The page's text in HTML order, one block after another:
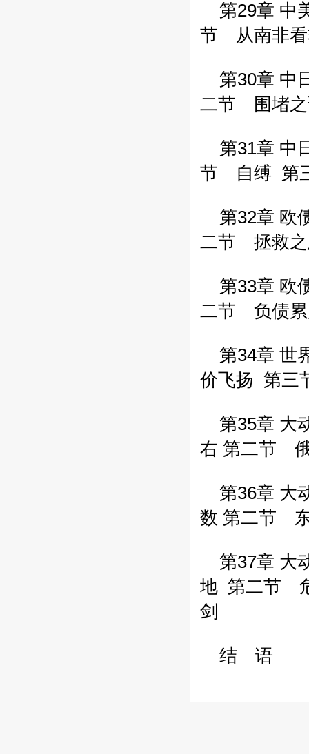
第29章 中
节 从南非
第30章 中
二节 围堵
第31章 中
节 自缚 第
第32章 欧
二节 拯救
第33章 欧
二节 负债
第34章 世
价飞扬
第三
第35章 大
右 第二节
第36章 大
数 第二节
第37章 大
地 第二节
剑
结 语